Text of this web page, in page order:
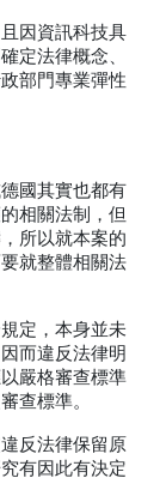
因資訊科技具
定法律概念、
部門專業彈性
國其實也都有
相關法制，但
所以就本案的
就整體相關法
定，本身並未
而違反法律明
嚴格審查標準
查標準。
反法律保留原
有因此有決定